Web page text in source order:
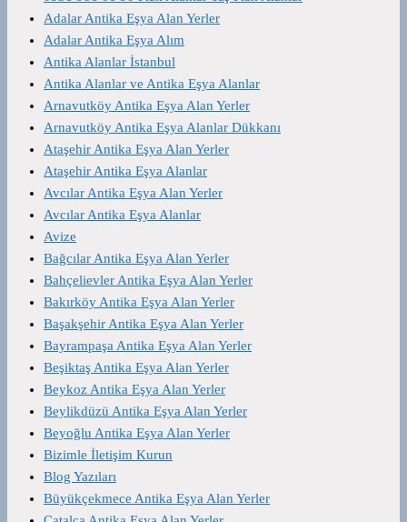
Adalar Antika Eşya Alan Yerler
Adalar Antika Eşya Alım
Antika Alanlar İstanbul
Antika Alanlar ve Antika Eşya Alanlar
Arnavutköy Antika Eşya Alan Yerler
Arnavutköy Antika Eşya Alanlar Dükkanı
Ataşehir Antika Eşya Alan Yerler
Ataşehir Antika Eşya Alanlar
Avcılar Antika Eşya Alan Yerler
Avcılar Antika Eşya Alanlar
Avize
Bağcılar Antika Eşya Alan Yerler
Bahçelievler Antika Eşya Alan Yerler
Bakırköy Antika Eşya Alan Yerler
Başakşehir Antika Eşya Alan Yerler
Bayrampaşa Antika Eşya Alan Yerler
Beşiktaş Antika Eşya Alan Yerler
Beykoz Antika Eşya Alan Yerler
Beylikdüzü Antika Eşya Alan Yerler
Beyoğlu Antika Eşya Alan Yerler
Bizimle İletişim Kurun
Blog Yazıları
Büyükçekmece Antika Eşya Alan Yerler